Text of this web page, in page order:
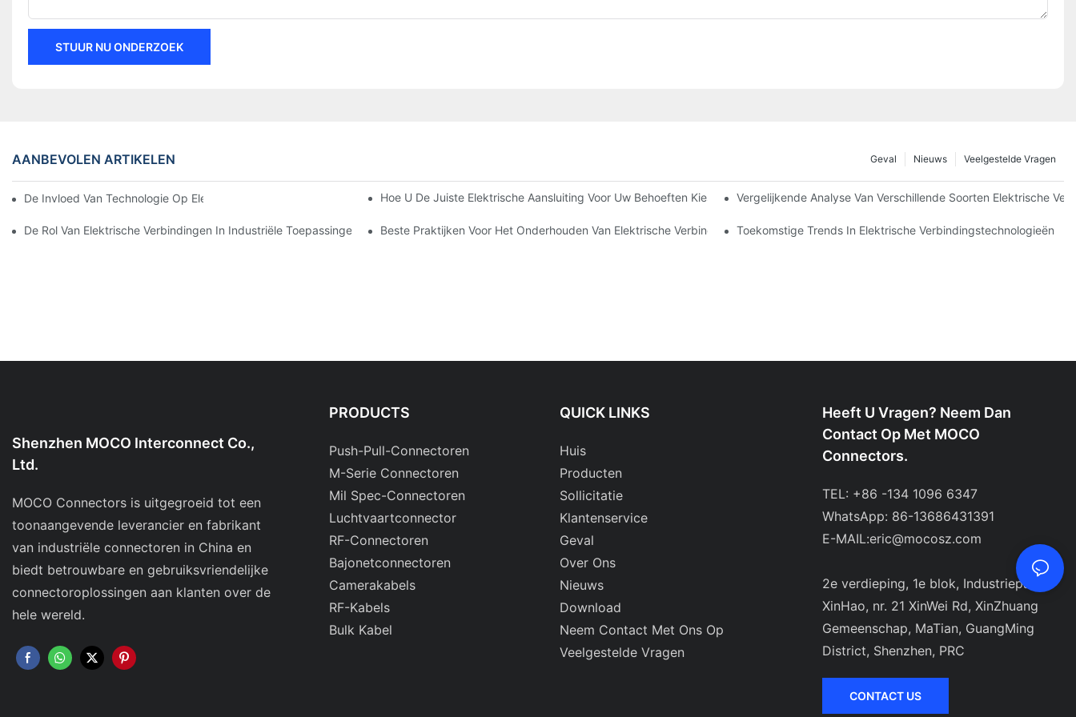
STUUR NU ONDERZOEK
AANBEVOLEN ARTIKELEN Veelgestelde Vragen
Nieuws
Geval
De Invloed Van Technologie Op Elektrische Verbindingen In ElektronicaHoe U De Juiste Elektrische Aansluiting Voor Uw Behoeften Kiest Vergelijkende Analyse Van Verschillende Soorten Elektrische
De Rol Van Elektrische Verbindingen In Industriële Toepassingen Beste Praktijken Voor Het Onderhouden Van Elektrische VerbindingenToekomstige Trends In Elektrische Verbindingstechnologieën
Shenzhen MOCO Interconnect Co.,
Ltd.
MOCO Connectors is uitgegroeid tot een
toonaangevende leverancier en fabrikant
van industriële connectoren in China en
biedt betrouwbare en gebruiksvriendelijke
connectoroplossingen aan klanten over de
hele wereld.
PRODUCTS
Push-Pull-Connectoren
M-Serie Connectoren
Mil Spec-Connectoren
Luchtvaartconnector
RF-Connectoren
Bajonetconnectoren
Camerakabels
RF-Kabels
Bulk Kabel
QUICK LINKS
Huis
Producten
Sollicitatie
Klantenservice
Geval
Over Ons
Nieuws
Download
Neem Contact Met Ons Op
Veelgestelde Vragen
Heeft U Vragen? Neem Dan
Contact Op Met MOCO
Connectors.
TEL: +86 -134 1096 6347
WhatsApp: 86-13686431391
E-MAIL:eric@mocosz.com
2e verdieping, 1e blok, Industriepark
XinHao, nr. 21 XinWei Rd, XinZhuang
Gemeenschap, MaTian, ​​GuangMing
District, Shenzhen, PRC
CONTACT US